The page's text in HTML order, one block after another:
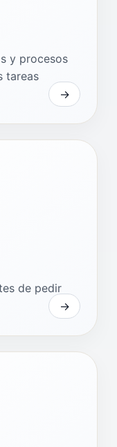
y procesos
tareas
de pedir